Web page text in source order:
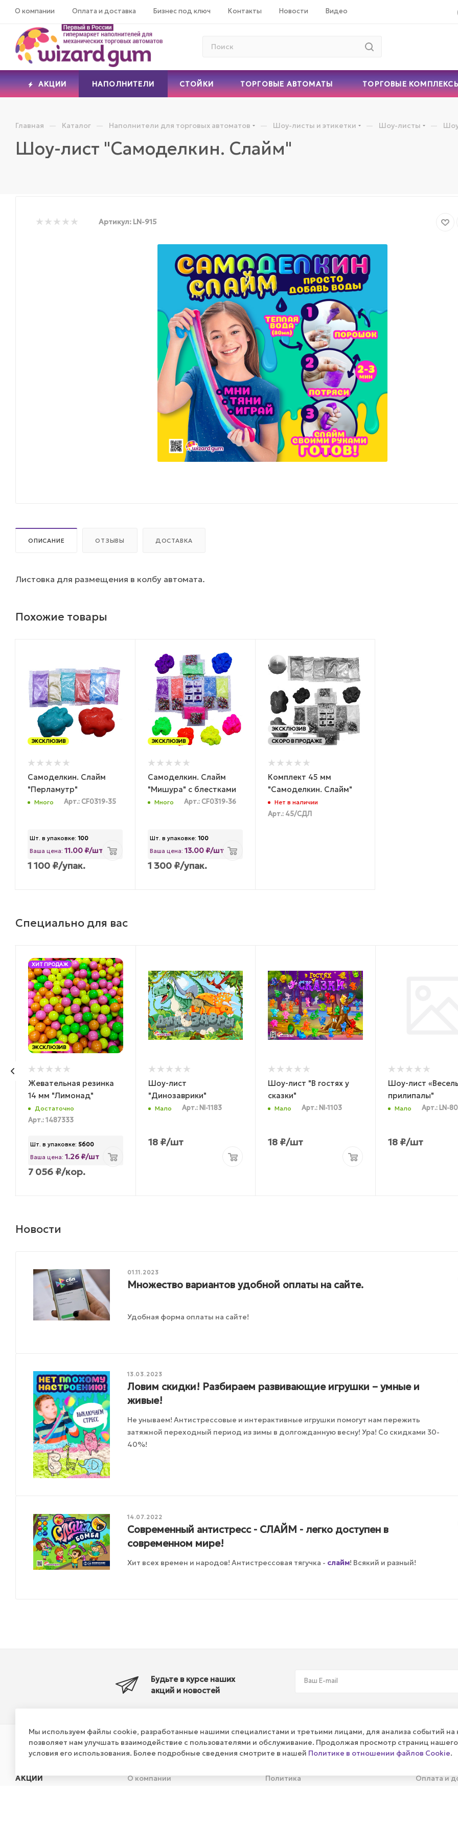
О компании Оплата и доставка Бизнес под ключ Контакты Новости Видео
АКЦИИ НАПОЛНИТЕЛИ СТОЙКИ ТОРГОВЫЕ АВТОМАТЫ ТОРГОВЫЕ
Главная — Каталог — Наполнители для торговых автоматов — Шоу-листы и этикетки — Шоу-листы —
Шоу-лист "Самоделкин. Слайм"
Артикул: LN-915
ОПИСАНИЕ ОТЗЫВЫ ДОСТАВКА
Листовка для размещения в колбу автомата.
Похожие товары
ЭКСКЛЮЗИВ
Самоделкин. Слайм
"Перламутр"
Много Арт.: CF0319-35
Шт. в упаковке: 100
Ваша цена: 11.00 ₽/шт
1 100 ₽/упак.
ЭКСКЛЮЗИВ
Самоделкин. Слайм
"Мишура" с блестками
Много Арт.: CF0319-36
Шт. в упаковке: 100
Ваша цена: 13.00 ₽/шт
1 300₽/упак.
ЭКСКЛЮЗИВ
СКОРО В ПРОДАЖЕ
Комплект 45 мм
"Самоделкин. Слайм"
Нет в наличии
Арт.: 45/СДЛ
Специально для вас
ХИТ ПРОДАЖ
ЭКСКЛЮЗИВ
Жевательная резинка
14 мм "Лимонад"
Достаточно
Арт.: 1487333
Шт. в упаковке: 5600
Ваша цена: 1.26 ₽/шт
7 056₽/кор.
Шоу-лист
"Динозаврики"
Мало Арт.: NI-1183
18₽/шт
Шоу-лист "В гостях у
сказки"
Мало Арт.: NI-1103
18 ₽/шт
Шоу-лист
прилипалы"
Мало Арт.: LN-
18 ₽/шт
Новости
01.11.2023
Множество вариантов удобной оплаты на сайте.
Удобная форма оплаты на сайте!
13.03.2023
Ловим скидки! Разбираем развивающие игрушки – умные и
живые!
Не унываем! Антистрессовые и интерактивные игрушки помогут нам пережить
затяжной переходный период из зимы в долгожданную весну! Ура! Со скидками 30-
40%!
14.07.2022
Современный антистресс - СЛАЙМ - легко доступен в
современном мире!
Хит всех времен и народов! Антистрессовая тягучка - слайм! Всякий и разный!
Будьте в курсе наших
акций и новостей
КАТАЛОГ
АКЦИИ
КОМПАНИЯ
О компании
ПУБЛИЧНАЯ ОФЕРТА
Политика
КАК
Оплата и
Мы используем файлы cookie, разработанные нашими специалистами и третьими лицами, для анализа событий на
позволяет нам улучшать взаимодействие с пользователями и обслуживание. Продолжая просмотр страниц
условия его использования. Более подробные сведения смотрите в нашей Политике в отношении файлов Cookie.